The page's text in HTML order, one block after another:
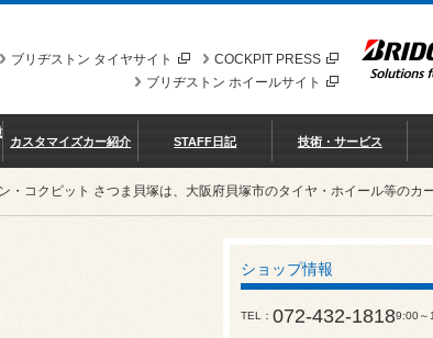
COCKPIT PRESS
ブリヂストン タイヤサイト
ブリヂストン ホイールサイト
カスタマイズカー紹介 STAFF日記 技術・サービス
・コクピット さつま貝塚は、大阪府貝塚市のタイヤ・ホイール等のカ
ショップ情報
TEL 072-432-18189:00～